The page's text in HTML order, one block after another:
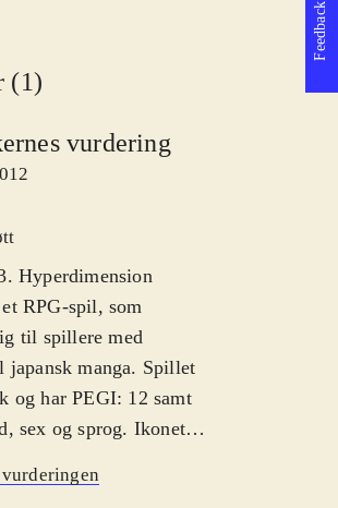
(1)
vurdering
Hyperdimension
RPG-spil, som
til spillere med
manga. Spillet
og har PEGI: 12 samt
sex og sprog. Ikonet
tegneseriegrafik, som
Feedback